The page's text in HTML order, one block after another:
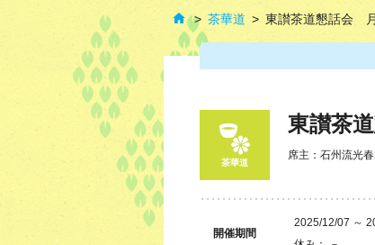
茶華道 東讃茶道懇話会
茶華道
東讃茶
席主：石州流光
開催期間
2025/12/07 ～